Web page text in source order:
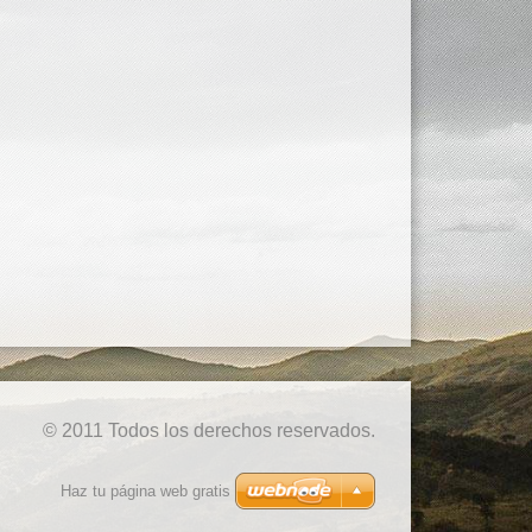
© 2011 Todos los derechos reservados.
Haz tu página web gratis